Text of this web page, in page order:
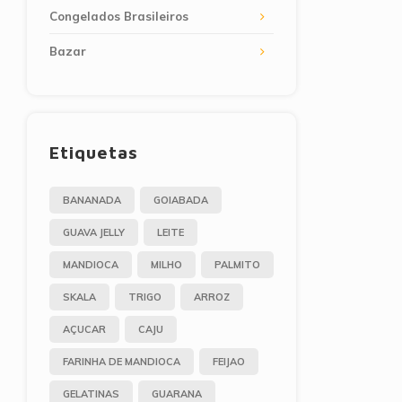
Congelados Brasileiros
Bazar
Etiquetas
BANANADA GOIABADA
GUAVA JELLY LEITE
MANDIOCA MILHO PALMITO
SKALA TRIGO ARROZ
AÇUCAR CAJU
FARINHA DE MANDIOCA FEIJAO
GELATINAS GUARANA